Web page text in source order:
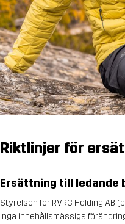
Riktlinjer för
Ersättning till ledande
Styrelsen för RVRC Holding
Inga innehållsmässiga